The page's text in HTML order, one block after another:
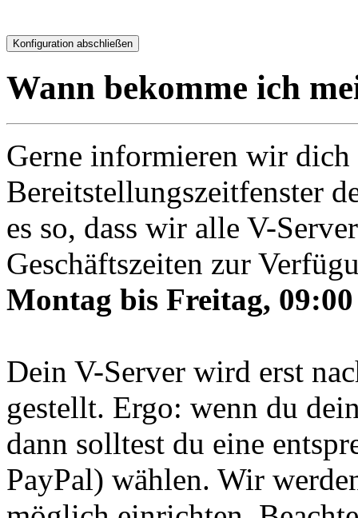
Wann bekomme ich
Gerne informieren wir dich
Bereitstellungszeitfenster
es so, dass wir alle V-
Geschäftszeiten zur
Montag bis Freitag,
Dein V-Server wird erst
gestellt. Ergo: wenn du
dann solltest du eine
PayPal) wählen. Wir